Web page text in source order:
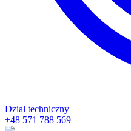
Dział techniczny
+48 571 788 569